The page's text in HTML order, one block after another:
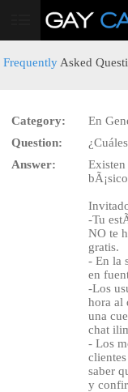
User
Frequently Asked
Category:
En
Question:
Answer:
-Tu
NO te
gratis.
- En la
en
-Los
hora al
una
chat
- Los
saber
y